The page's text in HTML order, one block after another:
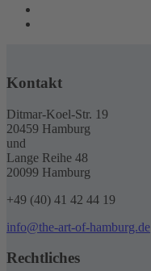
Kontakt
Ditmar-Koel-Str. 19
20459 Hamburg
und
Lange Reihe 48
20099 Hamburg
+49 (40) 41 42 44 19
info@the-art-of-hamburg.de
Rechtliches